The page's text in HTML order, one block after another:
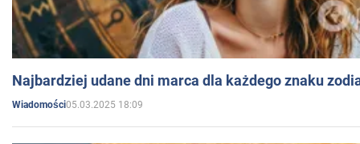
Najbardziej udane dni marca dla każdego znaku
Wiadomości05.03.2025 18:09